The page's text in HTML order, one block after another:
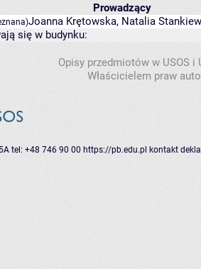
Prowadzący
Joanna Krętowska, Natalia
się w budynku:
Opisy przedmiotów w USOS
Właścicielem praw
tel: +48 746 90 00 https://pb.edu.pl kontakt